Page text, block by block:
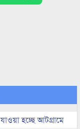
হচ্ছে আটগ্রামে